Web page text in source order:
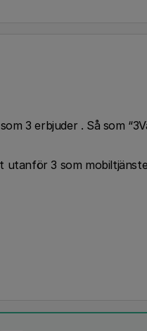
3 erbjuder . Så som
utanför 3 som